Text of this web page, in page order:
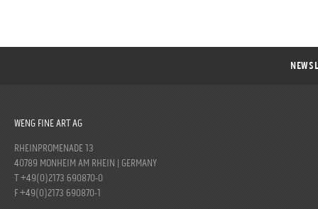
WENG FINE ART AG
RHEINPROMENADE 13
40789 MONHEIM AM RHEIN | GERMANY
T +49(0)2173 690870-0
F +49(0)2173 690870-1